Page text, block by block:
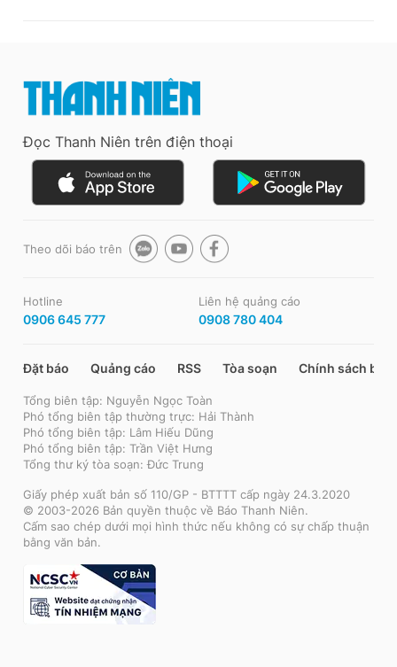
Đọc Thanh Niên trên điện thoại
Theo dõi báo trên
Hotline
0906 645 777
Liên hệ quảng cáo
0908 780 404
Đặt báo Quảng cáo RSS Tòa soạn Chính sách bảo
Tổng biên tập: Nguyễn Ngọc Toàn
Phó tổng biên tập thường trực: Hải Thành
Phó tổng biên tập: Lâm Hiếu Dũng
Phó tổng biên tập: Trần Việt Hưng
Tổng thư ký tòa soạn: Đức Trung
Giấy phép xuất bản số 110/GP - BTTTT cấp ngày 24.3.2020
© 2003-2026 Bản quyền thuộc về Báo Thanh Niên.
Cấm sao chép dưới mọi hình thức nếu không có sự chấp thuận
bằng văn bản.